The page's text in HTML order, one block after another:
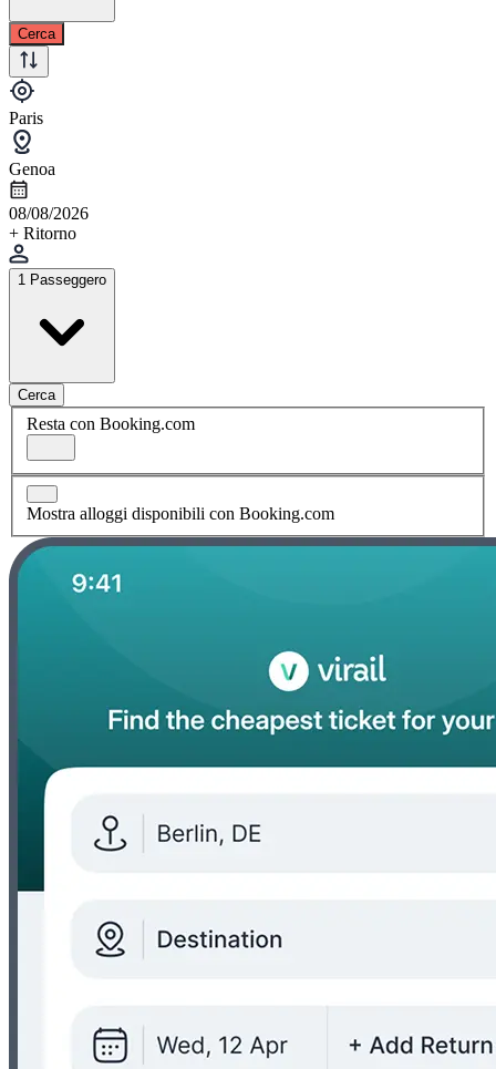
Cerca
Paris
Genoa
08/08/2026
+ Ritorno
1 Passeggero
Cerca
Resta con Booking.com
Mostra alloggi disponibili con Booking.com